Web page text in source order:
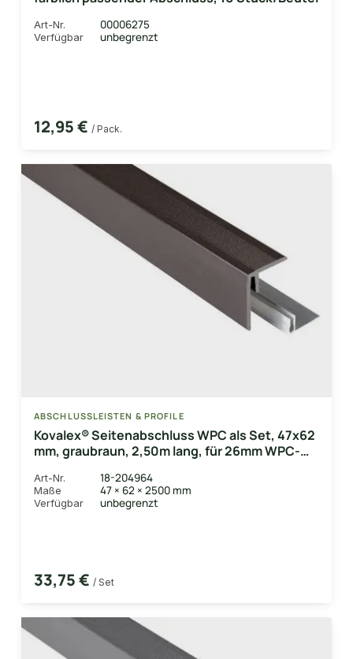
Art-Nr. 00006275
Verfügbar unbegrenzt
12,95 € / Pack.
ABSCHLUSSLEISTEN & PROFILE
Kovalex® Seitenabschluss WPC als Set, 47x62
mm, graubraun, 2,50m lang, für 26mm WPC-
Art-Nr. 18-204964
Maße 47 × 62 × 2500 mm
Verfügbar unbegrenzt
33,75 € / Set